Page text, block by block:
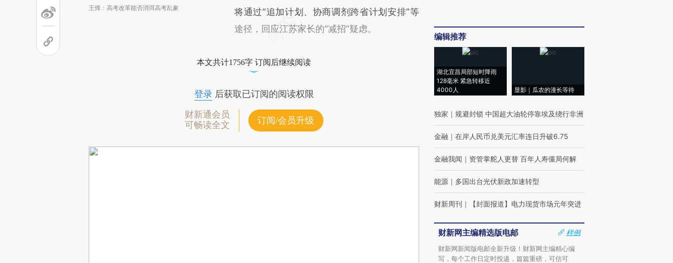
王烽：高考改革能否消弭高考乱象
将通过“追加计划、协商调剂跨省计划安排”等
途径，回应江苏家长的“减招”疑虑。
本文共计1756字 订阅后继续阅读
登录后获取已订阅的阅读权限
财新通会员
可畅读全文
订阅/会员升级
编辑推荐
湖北宜昌局部短时降雨
128毫米 紧急转移近
4000人
显影｜瓜农的漫长等待
独家 ｜ 规避封锁 中国超大油轮停靠埃及绕行非洲
金融 ｜ 在岸人民币兑美元汇率连日升破6.75
金融我闻 ｜ 资管掌舵人更替 百年人寿僵局何解
能源 ｜ 多国出台光伏新政加速转型
财新周刊 ｜ 【封面报道】电力现货市场元年突进
财新网主编精选版电邮
样例
财新网新闻版电邮全新升级！财新网主编精心编
写，每个工作日定时投递，篇篇重磅，可信可